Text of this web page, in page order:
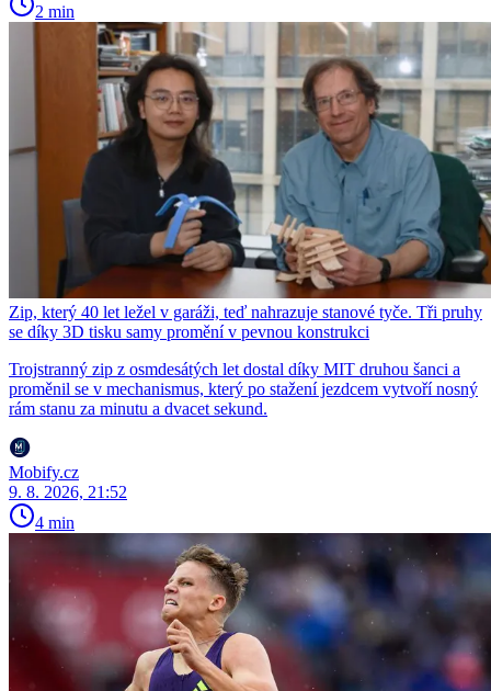
2 min
Zip, který 40 let ležel v garáži, teď nahrazuje stanové tyče. Tři pruhy
se díky 3D tisku samy promění v pevnou konstrukci
Trojstranný zip z osmdesátých let dostal díky MIT druhou šanci a
proměnil se v mechanismus, který po stažení jezdcem vytvoří nosný
rám stanu za minutu a dvacet sekund.
Mobify.cz
9. 8. 2026, 21:52
4 min